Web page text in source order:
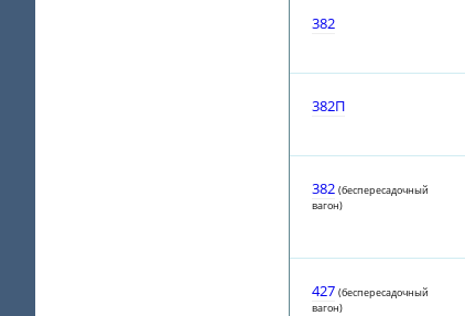
382
382П
382 (беспересадочный
вагон)
427 (беспересадочный
вагон)